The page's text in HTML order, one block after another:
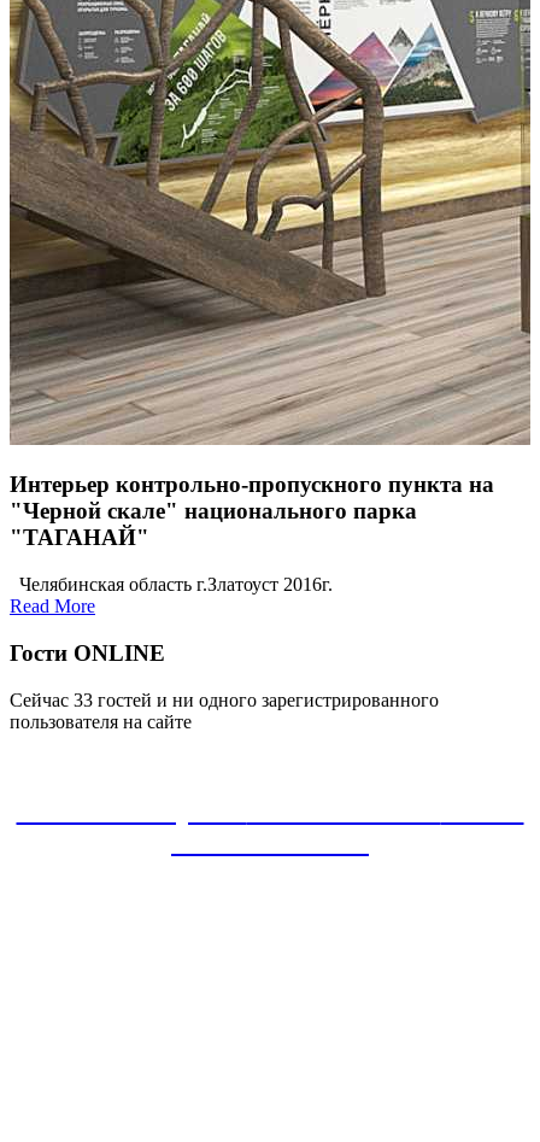
Интерьер контрольно-пропускного пункта на
"Черной скале" национального парка
"ТАГАНАЙ"
Челябинская область г.Златоуст 2016г.
Read More
Гости ONLINE
Сейчас 33 гостей и ни одного зарегистрированного
пользователя на сайте